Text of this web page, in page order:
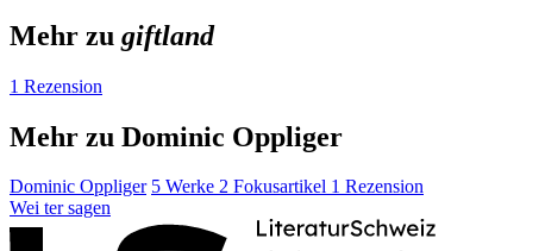
Mehr zu giftland
1 Rezension
Mehr zu Dominic Oppliger
Dominic Oppliger 5 Werke 2 Fokusartikel 1 Rezension
Wei ter sagen